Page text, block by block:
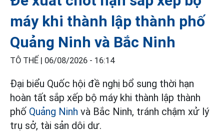
máy khi thành lập thành phố
Quảng Ninh và Bắc Ninh
TÔ THẾ | 06/08/2026 - 16:14
Đại biểu Quốc hội đề nghị bổ sung thời hạn
hoàn tất sắp xếp bộ máy khi thành lập thành
phố Quảng Ninh và Bắc Ninh, tránh chậm xử lý
trụ sở, tài sản dôi dư.